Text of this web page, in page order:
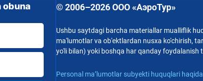
obuna © 2006–2026 ООО «АэроТур»
Ushbu saytdagi barcha materiallar mualliflik
ma'lumotlar va ob'ektlardan nusxa ko'chirish,
yo'li bilan) yoki boshqa har qanday foydalanish
Personal ma’lumotlar subyekti huquqlari